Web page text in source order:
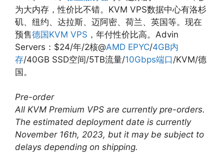
为大内存，性价比不错。KVM VPS数据中心有洛杉
矶、纽约、达拉斯、迈阿密、荷兰、英国等。现在
预售德国KVM VPS ，年付性价比高。Advin
Servers：$24/年/2核@AMD EPYC/4GB内
存/40GB SSD空间/5TB流量/10Gbps端口 /KVM/德
国。
Pre-order
All KVM Premium VPS are currently pre-orders.
The estimated deployment date is currently
November 16th, 2023, but it may be subject to
delays depending on shipping.